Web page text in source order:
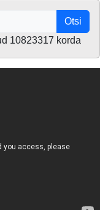
Otsi
10823317 korda